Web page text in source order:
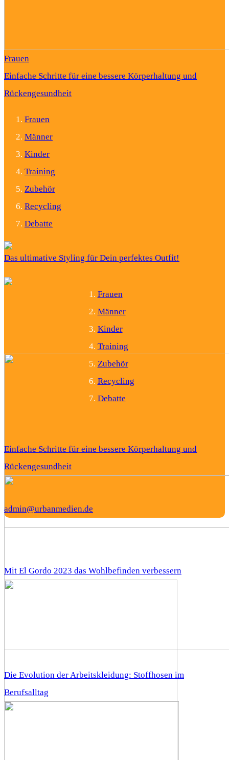
Frauen
Einfache Schritte für eine bessere Körperhaltung und
Rückengesundheit
Frauen
Männer
Kinder
Training
Zubehör
Recycling
Debatte
Das ultimative Styling für Dein perfektes Outfit!
Frauen
Männer
Kinder
Training
Zubehör
Recycling
Debatte
Einfache Schritte für eine bessere Körperhaltung und
Rückengesundheit
Mit El Gordo 2023 das Wohlbefinden verbessern
Die Evolution der Arbeitskleidung: Stoffhosen im
Berufsalltag
admin@urbanmedien.de